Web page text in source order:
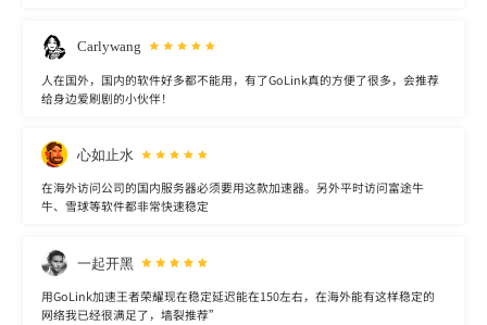
Carlywang
人在国外，国内的软件好多都不能用，有了GoLink真的方便了很多，会推荐
给身边爱刷剧的小伙伴！
心如止水
在海外访问公司的国内服务器必须要用这款加速器。另外平时访问富途牛
牛、雪球等软件都非常快速稳定
一起开黑
用GoLink加速王者荣耀现在稳定延迟能在150左右，在海外能有这样稳定的
网络我已经很满足了，墙裂推荐”